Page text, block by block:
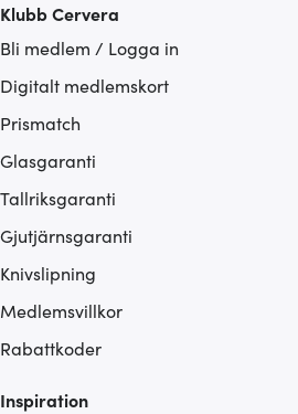
Klubb Cervera
Bli medlem / Logga in
Digitalt medlemskort
Prismatch
Glasgaranti
Tallriksgaranti
Gjutjärnsgaranti
Knivslipning
Medlemsvillkor
Rabattkoder
Inspiration